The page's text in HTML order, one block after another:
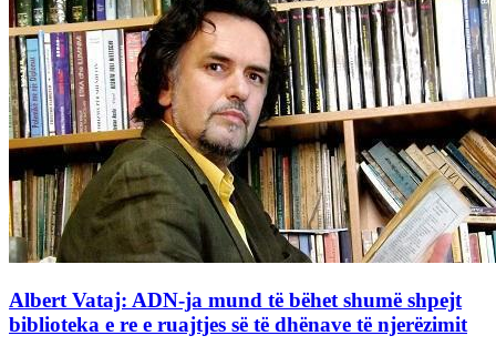
Albert Vataj: ADN-ja mund të bëhet shumë shpejt
biblioteka e re e ruajtjes së të dhënave të njerëzimit